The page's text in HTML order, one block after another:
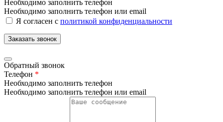
Необходимо заполнить телефон
Необходимо заполнить телефон или email
Я согласен с политикой конфиденциальности
Заказать звонок
Обратный звонок
Телефон *
Необходимо заполнить телефон
Необходимо заполнить телефон или email